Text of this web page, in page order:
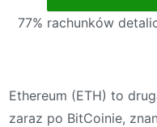
77% rachunków
Ethereum (ETH) to
zaraz po BitCoinie,